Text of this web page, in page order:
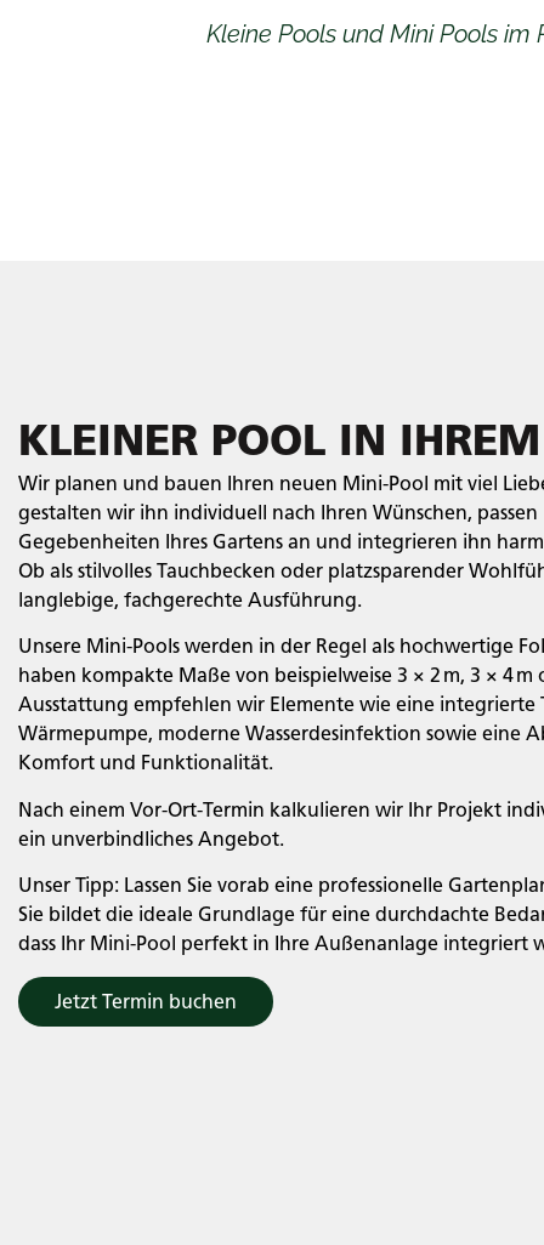
Kleine Pools und Mini Pools
KLEINER POOL IN
Wir planen und bauen Ihren neuen Mini-Pool mit viel
gestalten wir ihn individuell nach Ihren Wünschen,
Gegebenheiten Ihres Gartens an und integrieren ihn
Ob als stilvolles Tauchbecken oder platzsparender
langlebige, fachgerechte Ausführung.
Unsere Mini-Pools werden in der Regel als hochwertige
haben kompakte Maße von beispielweise 3 × 2 m, 3 × 4m
Ausstattung empfehlen wir Elemente wie eine integrierte
Wärmepumpe, moderne Wasserdesinfektion sowie eine
Komfort und Funktionalität.
Nach einem Vor-Ort-Termin kalkulieren wir Ihr Projekt
ein unverbindliches Angebot.
Unser Tipp: Lassen Sie vorab eine professionelle
Sie bildet die ideale Grundlage für eine durchdachte
dass Ihr Mini-Pool perfekt in Ihre Außenanlage integriert
Jetzt Termin buchen